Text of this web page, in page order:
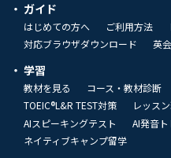
ガイド
はじめての方へ ご利用方法
対応ブラウザダウンロード
英
学習
教材を見る コース・教材診断
TOEIC®L&R TEST対策
レッス
AIスピーキングテスト
AI発音
ネイティブキャンプ留学